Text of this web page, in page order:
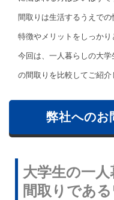
間取りは生活するうえでの
特徴やメリットをしっかり
今回は、一人暮らしの大
の間取りを比較してご紹介
弊社へのお
大学生の一
間取りであ